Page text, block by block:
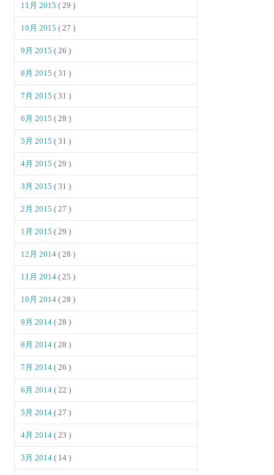
11月 2015( 29 )
10月 2015( 27 )
9月 2015( 26 )
8月 2015( 31 )
7月 2015( 31 )
6月 2015( 28 )
5月 2015( 31 )
4月 2015( 29 )
3月 2015( 31 )
2月 2015( 27 )
1月 2015( 29 )
12月 2014( 28 )
11月 2014( 25 )
10月 2014( 28 )
9月 2014( 28 )
8月 2014( 28 )
7月 2014( 26 )
6月 2014( 22 )
5月 2014( 27 )
4月 2014( 23 )
3月 2014( 14 )